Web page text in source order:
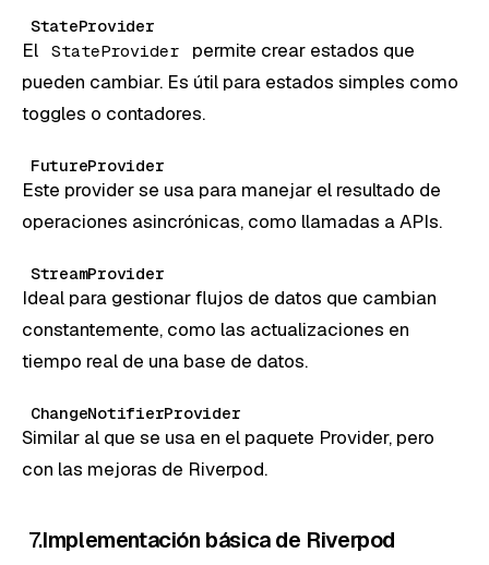
StateProvider
El StateProvider
permite crear estados que
pueden cambiar. Es útil para estados simples como
toggles o contadores.
FutureProvider
Este provider se usa para manejar el resultado de
operaciones asincrónicas, como llamadas a APIs.
StreamProvider
Ideal para gestionar flujos de datos que cambian
constantemente, como las actualizaciones en
tiempo real de una base de datos.
ChangeNotifierProvider
Similar al que se usa en el paquete Provider, pero
con las mejoras de Riverpod.
7.Implementación básica de Riverpod